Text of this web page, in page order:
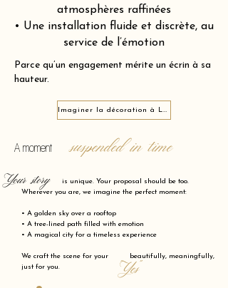
atmosphères raffinées
• Une installation fluide et discrète, au
service de l’émotion
Parce qu’un engagement mérite un écrin à sa
hauteur.
Imaginer la décoration à Le Teil 07400
A moment suspended in time
is unique. Your proposal should be too.
Wherever you are, we imagine the perfect moment:
• A golden sky over a rooftop
• A tree-lined path filled with emotion
• A magical city for a timeless experience
We craft the scene for your beautifully, meaningfully,
just for you.
"Yes"
Your story